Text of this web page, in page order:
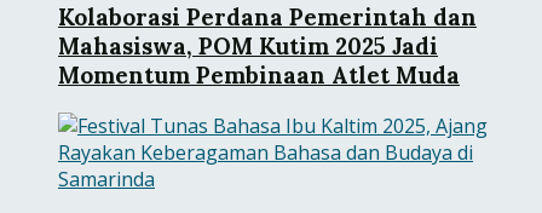
Kolaborasi Perdana Pemerintah dan
Mahasiswa, POM Kutim 2025 Jadi
Momentum Pembinaan Atlet Muda